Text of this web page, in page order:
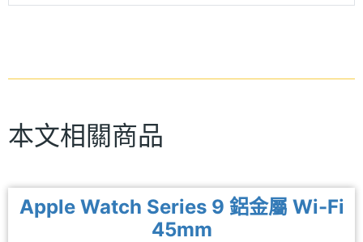
本文相關商品
Apple Watch Series 9 鋁金屬 Wi-Fi
45mm